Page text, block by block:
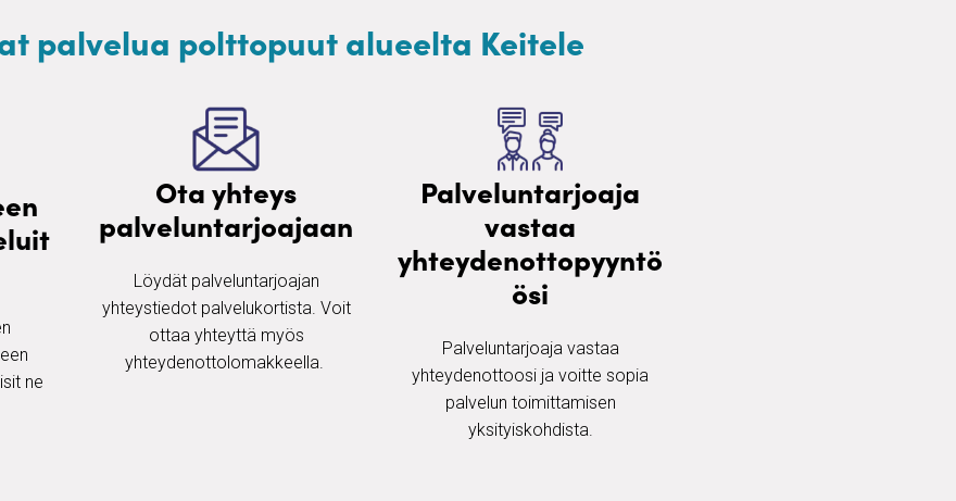
palvelua polttopuut alueelta Keitele
ne
Ota yhteys
palveluntarjoajaan
Löydät palveluntarjoajan
yhteystiedot palvelukortista. Voit
ottaa yhteyttä myös
yhteydenottolomakkeella. ​
Palveluntarjoaja
vastaa
yhteydenottopyyntö
ösi
Palveluntarjoaja vastaa
yhteydenottoosi ja voitte sopia
palvelun toimittamisen
yksityiskohdista.